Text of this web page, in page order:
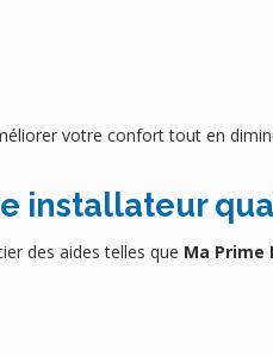
votre confort tout en
installateur
des aides telles que Ma Prime